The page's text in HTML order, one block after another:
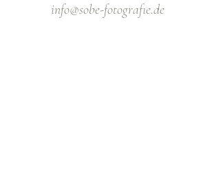
info@sobe-fotografıe.de